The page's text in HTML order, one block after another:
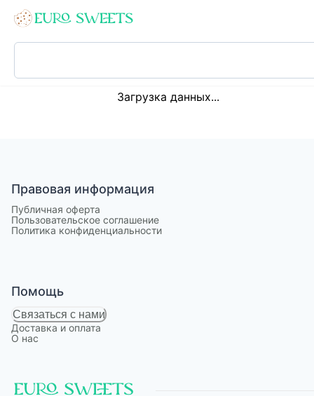
Loading...
Загрузка данных...
Правовая информация
Публичная оферта
Пользовательское соглашение
Политика конфиденциальности
Помощь
Связаться с нами
Доставка и оплата
О нас